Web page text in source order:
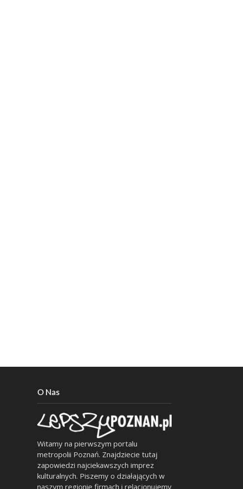
O Nas
Witamy na pierwszym portalu
metropolii Poznań. Znajdziecie tutaj
zapowiedzi najciekawszych imprez
kulturalnych. Piszemy o działających w
naszym regionie firmach i relacjonujemy